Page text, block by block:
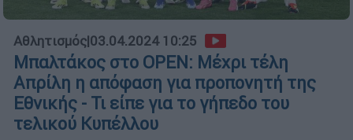
Αθλητισμός|03.04.2024 10:25
Μπαλτάκος στο OPEN: Μέχρι τέλη
Απρίλη η απόφαση για προπονητή της
Εθνικής - Τι είπε για το γήπεδο του
τελικού Κυπέλλου